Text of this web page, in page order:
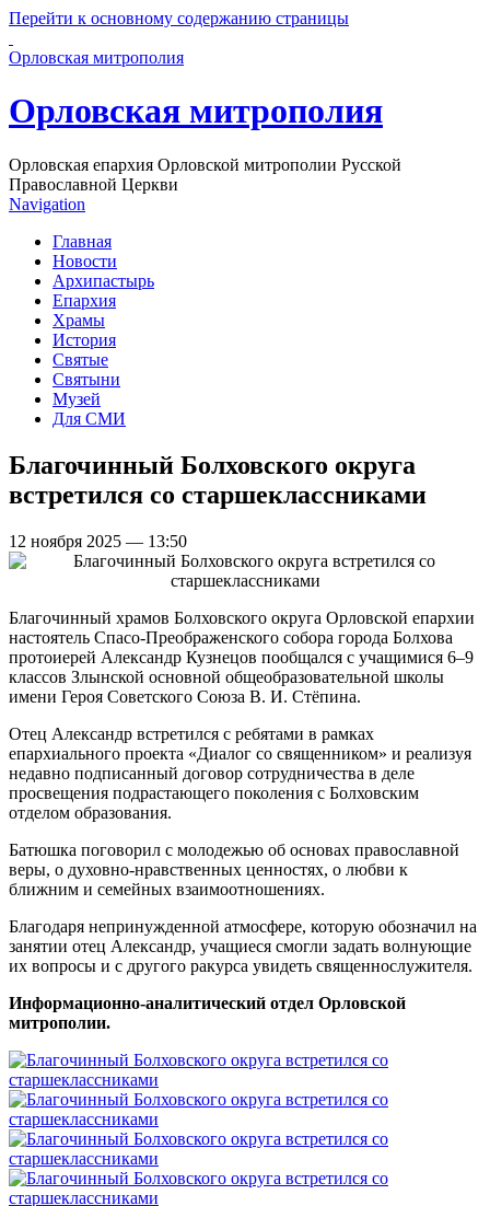
Перейти к основному содержанию страницы
Орловская митрополия
Орловская митрополия
Орловская епархия Орловской митрополии Русской
Православной Церкви
Navigation
Главная
Новости
Архипастырь
Епархия
Храмы
История
Святые
Святыни
Музей
Для СМИ
Благочинный Болховского округа
встретился со старшеклассниками
12 ноября 2025 — 13:50
Благочинный храмов Болховского округа Орловской епархии
настоятель Спасо-Преображенского собора города Болхова
протоиерей Александр Кузнецов пообщался с учащимися 6–9
классов Злынской основной общеобразовательной школы
имени Героя Советского Союза В. И. Стёпина.
Отец Александр встретился с ребятами в рамках
епархиального проекта «Диалог со священником» и реализуя
недавно подписанный договор сотрудничества в деле
просвещения подрастающего поколения с Болховским
отделом образования.
Батюшка поговорил с молодежью об основах православной
веры, о духовно-нравственных ценностях, о любви к
ближним и семейных взаимоотношениях.
Благодаря непринужденной атмосфере, которую обозначил на
занятии отец Александр, учащиеся смогли задать волнующие
их вопросы и с другого ракурса увидеть священнослужителя.
Информационно-аналитический отдел Орловской
митрополии.